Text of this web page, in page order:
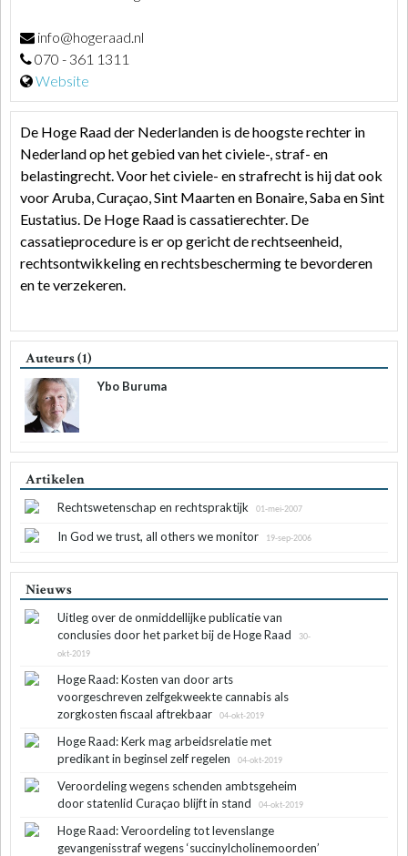
info@hogeraad.nl
070 - 361 1311
Website
De Hoge Raadder Nederlanden is de hoogste rechter in
Nederland op het gebied van het civiele-, straf- en
belastingrecht. Voor het civiele- en strafrecht is hij dat ook
voor Aruba, Curaçao, Sint Maarten en Bonaire, Saba en Sint
Eustatius. De Hoge Raad is cassatierechter. De
cassatieprocedure is er op gericht de rechtseenheid,
rechtsontwikkeling en rechtsbescherming te bevorderen
en te verzekeren.
Auteurs (1)
Ybo Buruma
Artikelen
Rechtswetenschap en rechtspraktijk 01-mei-2007
In God we trust, all others we monitor 19-sep-2006
Nieuws
Uitleg over de onmiddellijke publicatie van
conclusies door het parket bij de Hoge Raad
30-
okt-2019
Hoge Raad: Kosten van door arts
voorgeschreven zelfgekweekte cannabis als
zorgkosten fiscaal aftrekbaar
04-okt-2019
Hoge Raad: Kerk mag arbeidsrelatie met
predikant in beginsel zelf regelen
04-okt-2019
Veroordeling wegens schenden ambtsgeheim
door statenlid Curaçao blijft in stand
04-okt-2019
Hoge Raad: Veroordeling tot levenslange
gevangenisstraf wegens ‘succinylcholinemoorden’